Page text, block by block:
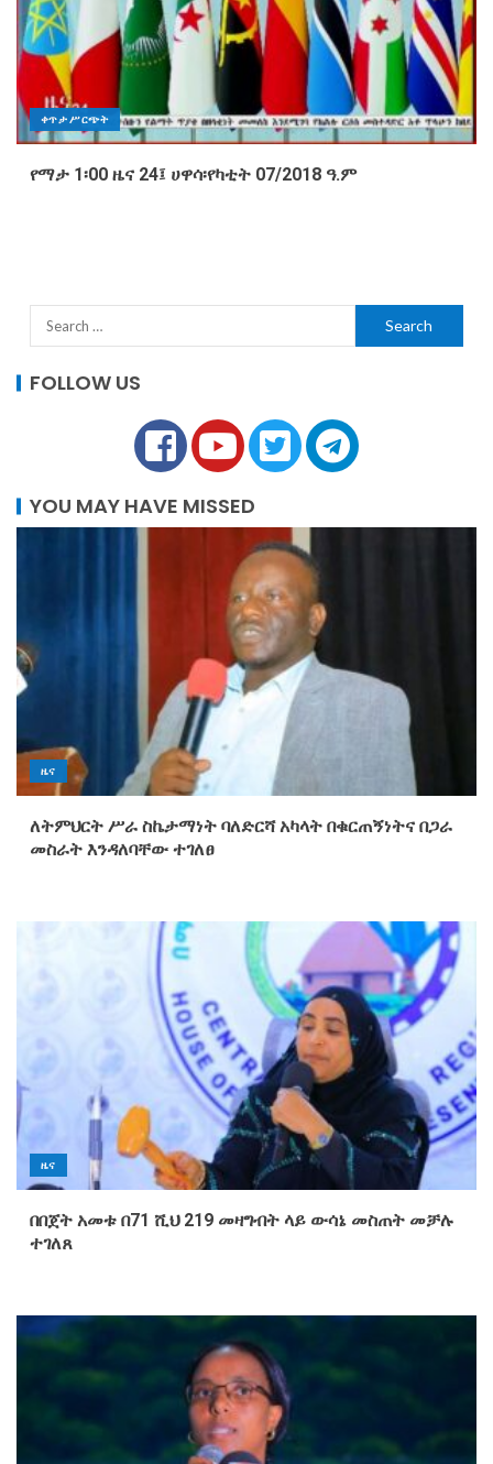
ቀጥታ ሥርጭት
የማታ 1፡00 ዜና 24፤ ሀዋሳ፡የካቲት 07/2018 ዓ.ም
FOLLOW US
YOU MAY HAVE MISSED
ዜና
ለትምህርት ሥራ ስኬታማነት ባለድርሻ አካላት በቁርጠኝነትና በጋራ
መስራት እንዳለባቸው ተገለፀ
ዜና
በበጀት አመቱ በ71 ሺህ 219 መዛግብት ላይ ውሳኔ መስጠት መቻሉ
ተገለጸ